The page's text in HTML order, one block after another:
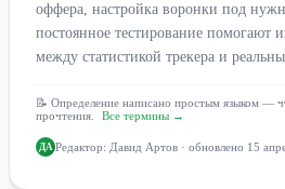
оффера, настройка воронки под
постоянное тестирование помогают
между статистикой трекера и
📝 Определение написано простым языком —
прочтения.
Все термины →
ДА Редактор: Давид Артов · обновлено 15